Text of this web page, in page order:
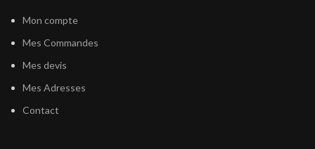
Mon compte
Mes Commandes
Mes devis
Mes Adresses
Contact